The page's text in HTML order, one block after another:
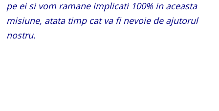
pe ei si vom ramane implicati 100% in aceasta
misiune, atata timp cat va fi nevoie de ajutorul
nostru.